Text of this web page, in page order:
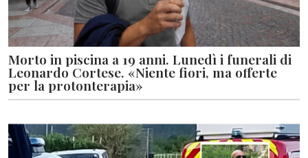
Morto in piscina a 19 anni. Lunedì i funerali di
Leonardo Cortese. «Niente fiori, ma offerte
per la protonterapia»